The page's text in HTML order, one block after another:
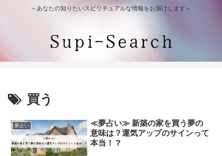
～あなたの知りたいスピリチュアルな情報をお届けします～
買う
夢占い
≪夢占い≫ 新築の家を買う夢の
意味は？運気アップのサインって
本当！？